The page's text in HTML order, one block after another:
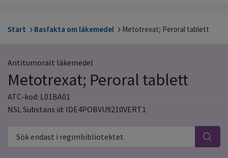
Start Basfakta om läkemedel Metotrexat; Peroral tablett
Antitumoralt läkemedel
Metotrexat; Peroral tablett
ATC-kod: L01BA01
NSL Substans id: IDE4POBVU9210VERT1
Sök endast i regimbibliotektet